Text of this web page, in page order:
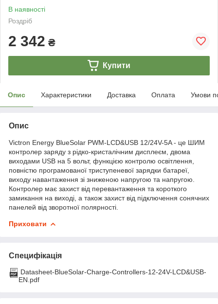
В наявності
Роздріб
2 342 ₴
Купити
Опис Характеристики Доставка Оплата Умови
Опис
Victron Energy BlueSolar PWM-LCD&USB 12/24V-5A - це ШИМ
контролер заряду з рідко-кристалічним дисплеєм, двома
виходами USB на 5 вольт, функцією контролю освітлення,
повністю програмованої триступеневої зарядки батареї,
виходу навантаження зі зниженою напругою та напругою.
Контролер має захист від перевантаження та короткого
замикання на виході, а також захист від підключення сонячних
панелей від зворотної полярності.
Приховати
Специфікація
Datasheet-BlueSolar-Charge-Controllers-12-24V-LCD&USB-
EN.pdf